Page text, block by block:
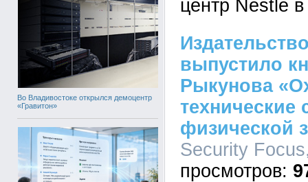
Во Владивостоке открылся демоцентр
«Гравитон»
центр Nestlе
выпустило
Рыкунова
технические
физической
Security